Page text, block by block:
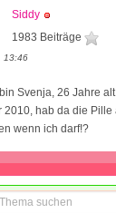
Siddy
1983 Beiträge
13:46
Svenja, 26 Jahre
2010, hab da die
wenn ich darf!?